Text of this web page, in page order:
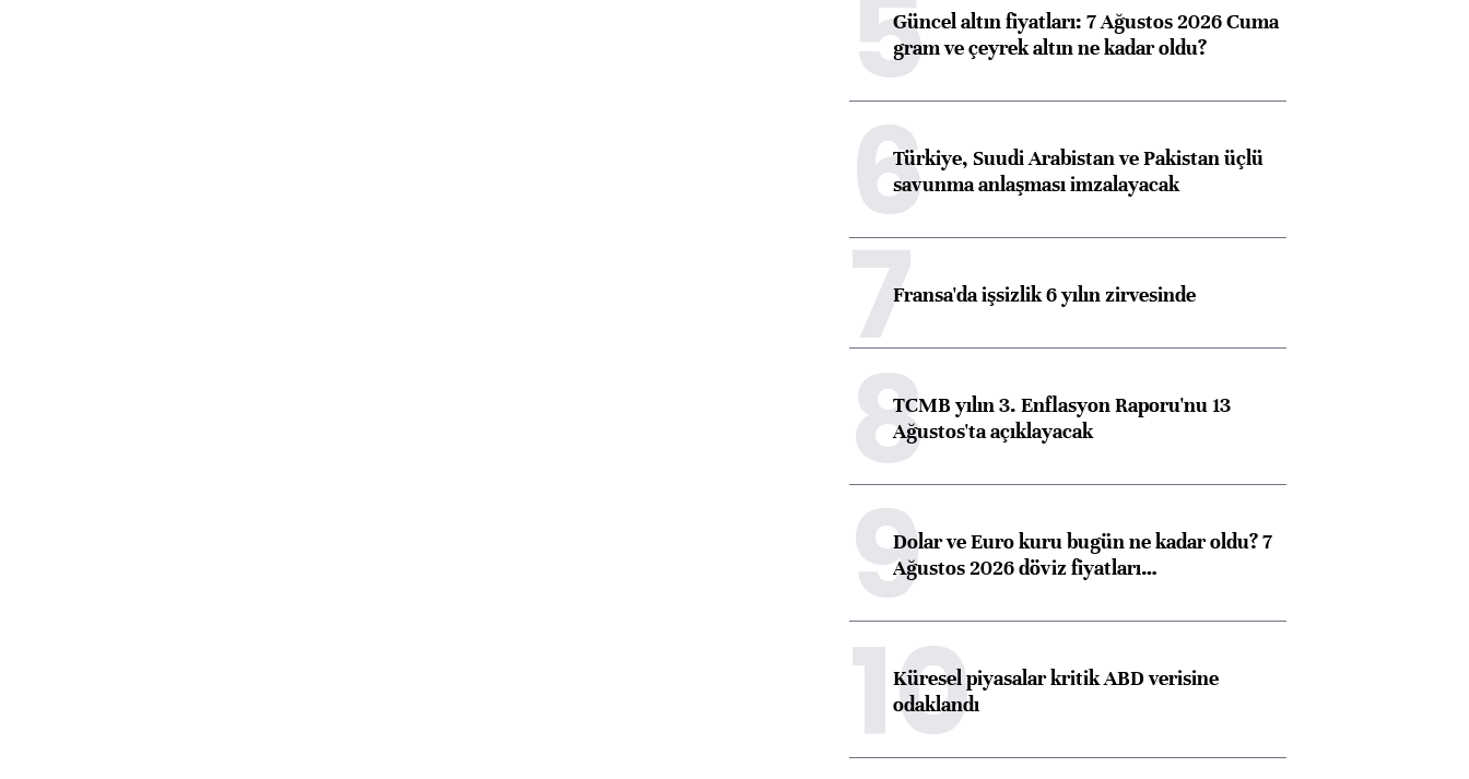
5Güncel altın fiyatları: 7 Ağustos 2026 Cuma
gram ve çeyrek altın ne kadar oldu?
6Türkiye, Suudi Arabistan ve Pakistan üçlü
savunma anlaşması imzalayacak
7Fransa'da işsizlik 6 yılın zirvesinde
8TCMB yılın 3. Enflasyon Raporu'nu 13
Ağustos'ta açıklayacak
9Dolar ve Euro kuru bugün ne kadar oldu? 7
Ağustos 2026 döviz fiyatları…
10
Küresel piyasalar kritik ABD verisine
odaklandı